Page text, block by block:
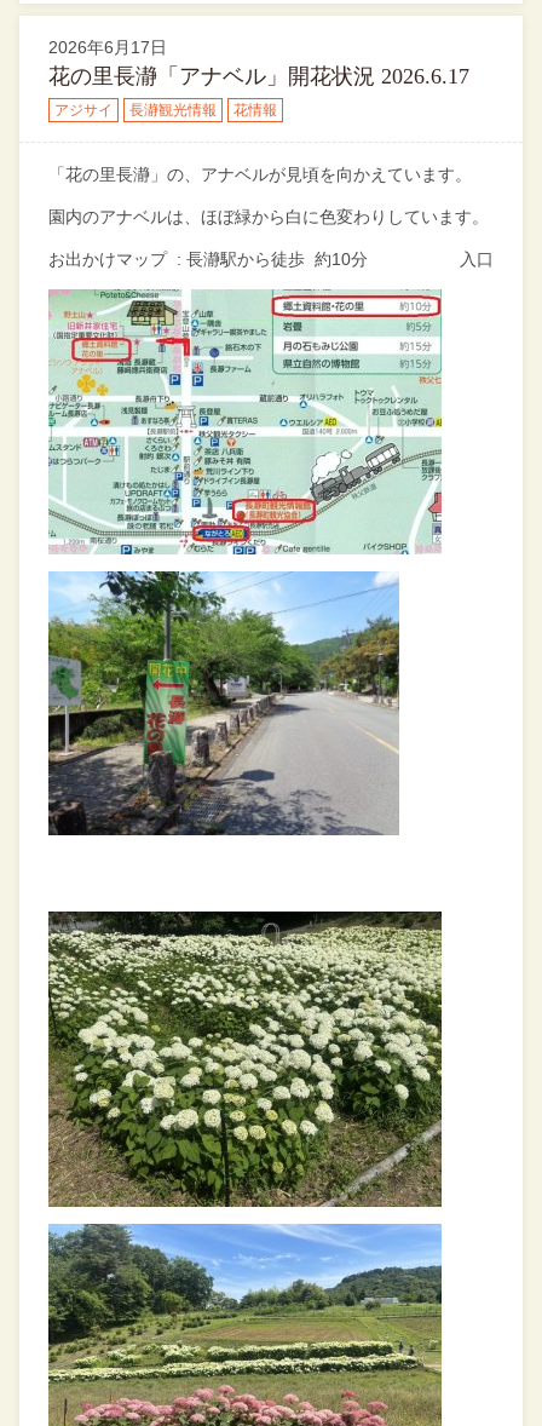
2026年6月17日
花の里長瀞「アナベル」開花状況 2026.6.17
アジサイ 長瀞観光情報 花情報
「花の里長瀞」の、アナベルが見頃を向かえています。
園内のアナベルは、ほぼ緑から白に色変わりしています。
お出かけマップ : 長瀞駅から徒歩 約10分 入口